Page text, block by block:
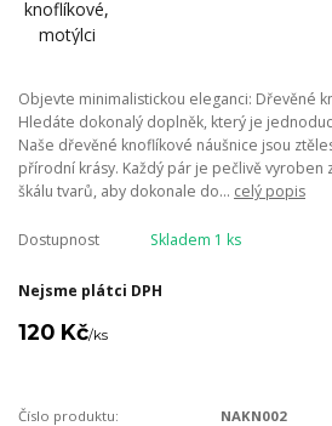
Objevte minimalistickou eleganci: Dřevěné
Hledáte dokonalý doplněk, který je
Naše dřevěné knoflíkové náušnice jsou
přírodní krásy. Každý pár je pečlivě vyroben
škálu tvarů, aby dokonale do... celý popis
Dostupnost Skladem 1 ks
Nejsme plátci DPH
120 Kč/ks
Číslo produktu:
NAKN002